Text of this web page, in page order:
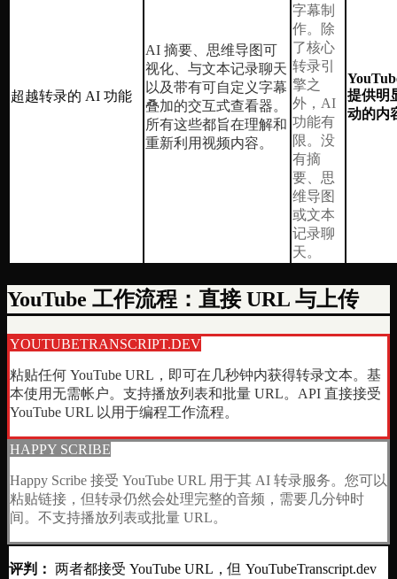
超越转录的 AI 功能
AI 摘要、思维导图可
视化、与文本记录聊天
以及带有可自定义字幕
叠加的交互式查看器。
所有这些都旨在理解和
重新利用视频内容。
字幕制
作。除
了核心
转录引
擎之
外，AI
功能有
限。没
有摘
要、思
维导图
或文本
记录聊
天。
提供明
动的内
YouTube 工作流程：直接 URL 与上传
YOUTUBETRANSCRIPT.DEV
粘贴任何 YouTube URL，即可在几秒钟内获得转录文本。基
本使用无需帐户。支持播放列表和批量 URL。API 直接接受
YouTube URL 以用于编程工作流程。
HAPPY SCRIBE
Happy Scribe 接受 YouTube URL 用于其 AI 转录服务。您可以
粘贴链接，但转录仍然会处理完整的音频，需要几分钟时
间。不支持播放列表或批量 URL。
评判： 两者都接受 YouTube URL，但 YouTubeTranscript.dev